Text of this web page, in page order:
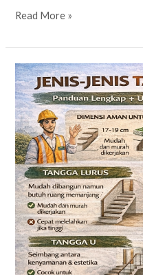
Read More »
Jenis-
Jenis
Tangga
Rumah:
Panduan
Lengkap
Memilih
Tangga
yang
Aman,
Nyaman,
dan
Sesuai